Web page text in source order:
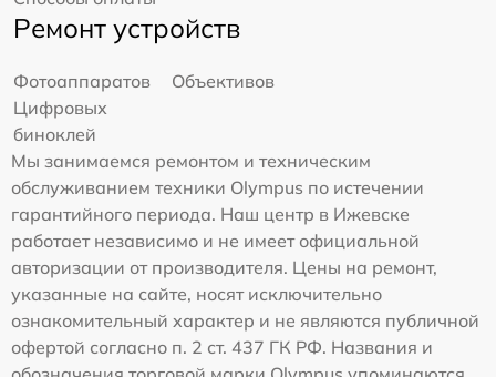
Ремонт устройств
Фотоаппаратов
Объективов
Цифровых
биноклей
Мы занимаемся ремонтом и техническим
обслуживанием техники Olympus по истечении
гарантийного периода. Наш центр в Ижевске
работает независимо и не имеет официальной
авторизации от производителя. Цены на ремонт,
указанные на сайте, носят исключительно
ознакомительный характер и не являются публичной
офертой согласно п. 2 ст. 437 ГК РФ. Названия и